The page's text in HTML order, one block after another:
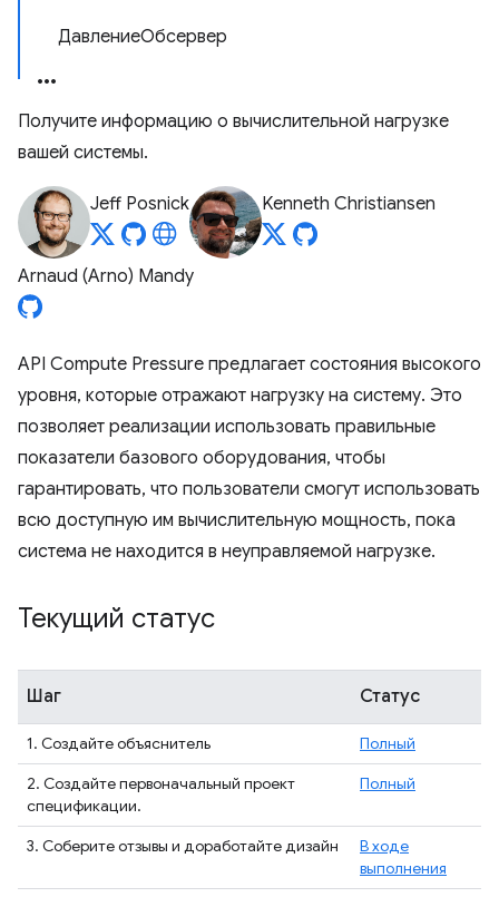
ДавлениеОбсервер
Получите информацию о вычислительной нагрузке
вашей системы.
Jeff Posnick Kenneth Christiansen
Arnaud (Arno) Mandy
API Compute Pressure предлагает состояния высокого
уровня, которые отражают нагрузку на систему. Это
позволяет реализации использовать правильные
показатели базового оборудования, чтобы
гарантировать, что пользователи смогут использовать
всю доступную им вычислительную мощность, пока
система не находится в неуправляемой нагрузке.
Текущий статус
Шаг Статус
1. Создайте объяснитель
Полный
2. Создайте первоначальный проект
спецификации.
Полный
3. Соберите отзывы и доработайте дизайн
В ходе
выполнения